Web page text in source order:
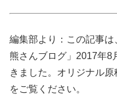
編集部より：この記事
熊さんブログ」2017年8
きました。オリジナル
をご覧ください。